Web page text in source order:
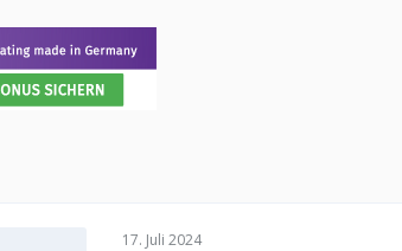
17. Juli 2024